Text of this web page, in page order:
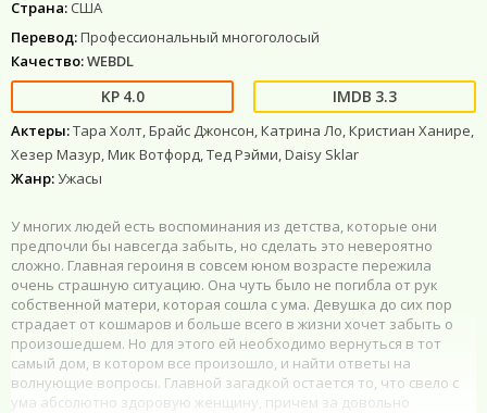
Страна: США
Перевод:Профессиональный многоголосый
Качество:WEBDL
4.0 3.3
Актеры:Тара Холт, Брайс Джонсон, Катрина Ло, Кристиан Ханире,
Хезер Мазур, Мик Вотфорд, Тед Рэйми, Daisy Sklar
Жанр:Ужасы
У многих людей есть воспоминания из детства, которые они
предпочли бы навсегда забыть, но сделать это невероятно
сложно. Главная героиня в совсем юном возрасте пережила
очень страшную ситуацию. Она чуть было не погибла от рук
собственной матери, которая сошла с ума. Девушка до сих пор
страдает от кошмаров и больше всего в жизни хочет забыть о
произошедшем. Но для этого ей необходимо вернуться в тот
самый дом, в котором все произошло, и найти ответы на
волнующие вопросы. Главной загадкой остается то, что свело с
ума абсолютно здоровую женщину, причем за довольно